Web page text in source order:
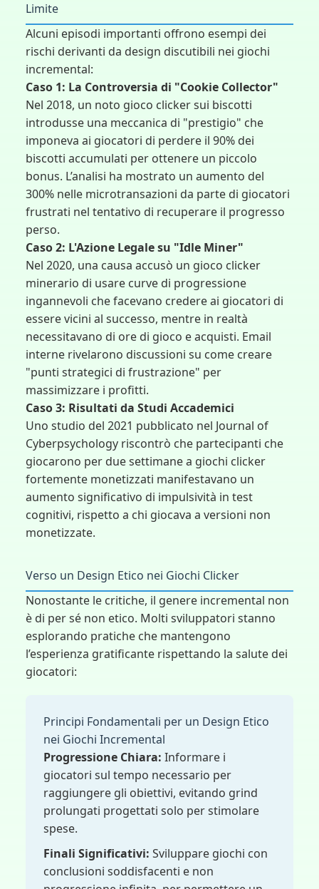
Limite
Alcuni episodi importanti offrono esempi dei
rischi derivanti da design discutibili nei giochi
incremental:
Caso 1: La Controversia di "Cookie Collector"
Nel 2018, un noto gioco clicker sui biscotti
introdusse una meccanica di "prestigio" che
imponeva ai giocatori di perdere il 90% dei
biscotti accumulati per ottenere un piccolo
bonus. L’analisi ha mostrato un aumento del
300% nelle microtransazioni da parte di giocatori
frustrati nel tentativo di recuperare il progresso
perso.
Caso 2: L'Azione Legale su "Idle Miner"
Nel 2020, una causa accusò un gioco clicker
minerario di usare curve di progressione
ingannevoli che facevano credere ai giocatori di
essere vicini al successo, mentre in realtà
necessitavano di ore di gioco e acquisti. Email
interne rivelarono discussioni su come creare
"punti strategici di frustrazione" per
massimizzare i profitti.
Caso 3: Risultati da Studi Accademici
Uno studio del 2021 pubblicato nel Journal of
Cyberpsychology riscontrò che partecipanti che
giocarono per due settimane a giochi clicker
fortemente monetizzati manifestavano un
aumento significativo di impulsività in test
cognitivi, rispetto a chi giocava a versioni non
monetizzate.
Verso un Design Etico nei Giochi Clicker
Nonostante le critiche, il genere incremental non
è di per sé non etico. Molti sviluppatori stanno
esplorando pratiche che mantengono
l’esperienza gratificante rispettando la salute dei
giocatori:
Principi Fondamentali per un Design Etico
nei Giochi Incremental
Progressione Chiara: Informare i
giocatori sul tempo necessario per
raggiungere gli obiettivi, evitando grind
prolungati progettati solo per stimolare
spese.
Finali Significativi: Sviluppare giochi con
conclusioni soddisfacenti e non